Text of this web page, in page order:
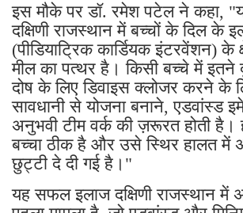
इस मौके पर डॉ. रमेश पटेल ने कहा,
दक्षिणी राजस्थान में बच्चों के दिल के
(पीडियाट्रिक कार्डियक इंटरवेंशन) के
मील का पत्थर है। किसी बच्चे में इतने
दोष के लिए डिवाइस क्लोजर करने के
सावधानी से योजना बनाने, एडवांस्ड
अनुभवी टीम वर्क की ज़रूरत होती
बच्चा ठीक है और उसे स्थिर हालत में
छुट्टी दे दी गई है।"
यह सफल इलाज दक्षिणी राजस्थान में